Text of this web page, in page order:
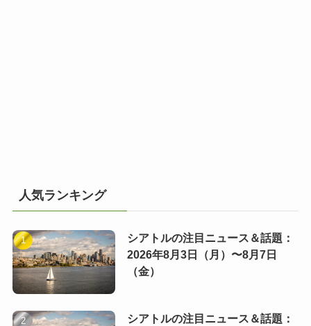
人気ランキング
シアトルの注目ニュース＆話題：
2026年8月3日（月）〜8月7日
（金）
シアトルの注目ニュース＆話題：